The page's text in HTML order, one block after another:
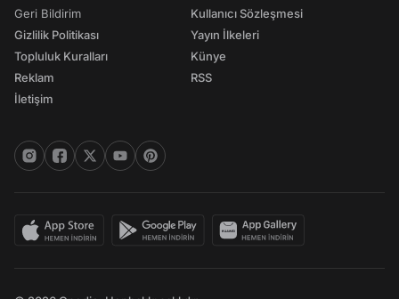
Geri Bildirim
Gizlilik Politikası
Topluluk Kuralları
Reklam
İletişim
Kullanıcı Sözleşmesi
Yayın İlkeleri
Künye
RSS